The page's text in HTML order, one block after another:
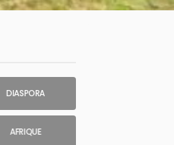
DIASPORA
AFRIQUE